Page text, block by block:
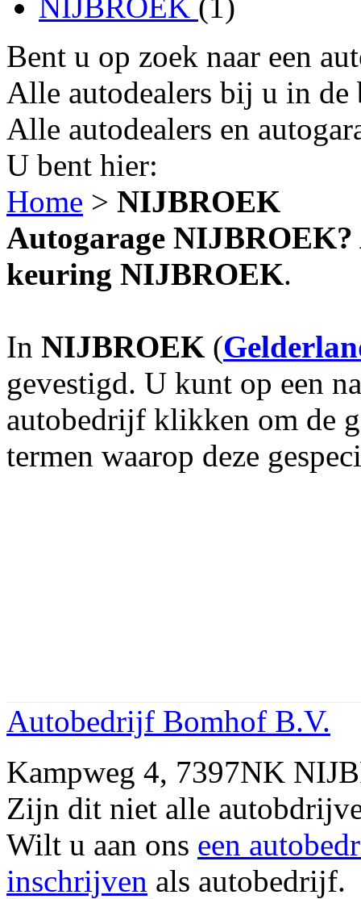
Bent u op zoek naar een
Alle autodealers bij u in
Alle autodealers en
U bent hier:
Home > NIJBROEK
Autogarage
keuring NIJBROEK.
In NIJBROEK (
gevestigd. U kunt op een
autobedrijf klikken om de
termen waarop deze
Autobedrijf Bomhof B.V.
Kampweg 4, 7397NK
Zijn dit niet alle
Wilt u aan ons een
inschrijven als autobedrijf.